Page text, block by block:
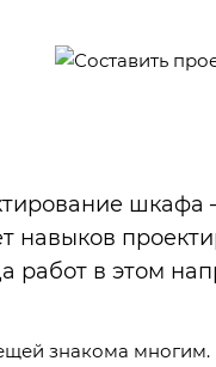
навыков
работ в этом
знакома многим.